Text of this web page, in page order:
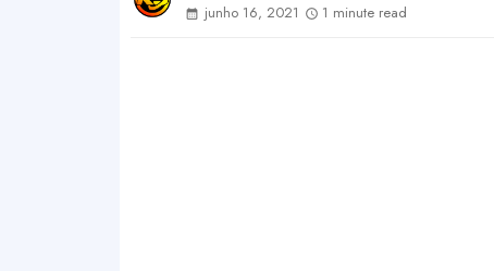
junho 16, 2021
1 minute read